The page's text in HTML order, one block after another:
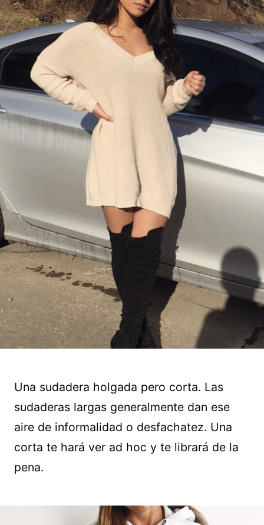
Una sudadera holgada pero corta. Las
sudaderas largas generalmente dan ese
aire de informalidad o desfachatez. Una
corta te hará ver ad hoc y te librará de la
pena.